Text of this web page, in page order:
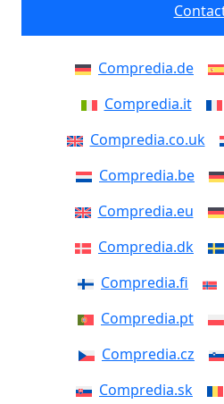
Compredia.de
Compredia.it
Compredia.co.uk
Compredia.be
Compredia.eu
Compredia.dk
Compredia.fi
Compredia.pt
Compredia.cz
Compredia.sk